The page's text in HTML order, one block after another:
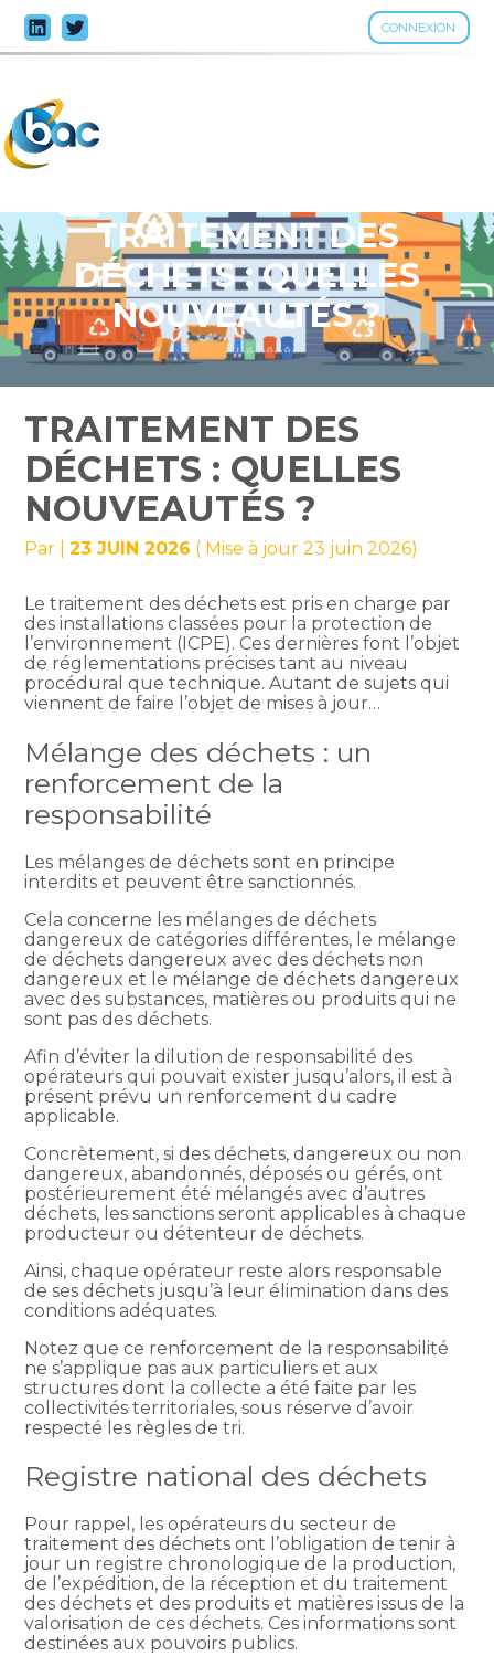
CONNEXION
Aller
au
TRAITEMENT DES
DÉCHETS : QUELLES
NOUVEAUTÉS ?
TRAITEMENT DES
DÉCHETS : QUELLES
NOUVEAUTÉS ?
Par |23 JUIN 2026 ( Mise à jour 23 juin 2026)
Le traitement des déchets est pris en charge par
des installations classées pour la protection de
l’environnement (ICPE). Ces dernières font l’objet
de réglementations précises tant au niveau
procédural que technique. Autant de sujets qui
viennent de faire l’objet de mises à jour…
Mélange des déchets : un
renforcement de la
responsabilité
Les mélanges de déchets sont en principe
interdits et peuvent être sanctionnés.
Cela concerne les mélanges de déchets
dangereux de catégories différentes, le mélange
de déchets dangereux avec des déchets non
dangereux et le mélange de déchets dangereux
avec des substances, matières ou produits qui ne
sont pas des déchets.
Afin d’éviter la dilution de responsabilité des
opérateurs qui pouvait exister jusqu’alors, il est à
présent prévu un renforcement du cadre
applicable.
Concrètement, si des déchets, dangereux ou non
dangereux, abandonnés, déposés ou gérés, ont
postérieurement été mélangés avec d’autres
déchets, les sanctions seront applicables à chaque
producteur ou détenteur de déchets.
Ainsi, chaque opérateur reste alors responsable
de ses déchets jusqu’à leur élimination dans des
conditions adéquates.
Notez que ce renforcement de la responsabilité
ne s’applique pas aux particuliers et aux
structures dont la collecte a été faite par les
collectivités territoriales, sous réserve d’avoir
respecté les règles de tri.
Registre national des déchets
Pour rappel, les opérateurs du secteur de
traitement des déchets ont l’obligation de tenir à
jour un registre chronologique de la production,
de l’expédition, de la réception et du traitement
des déchets et des produits et matières issus de la
valorisation de ces déchets. Ces informations sont
destinées aux pouvoirs publics.